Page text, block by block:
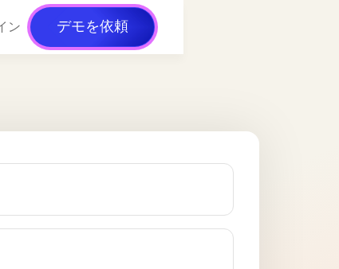
ン デモを依頼